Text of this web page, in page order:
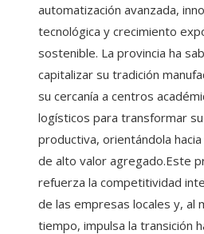
automatización avanzada,
tecnológica y crecimiento
sostenible. La provincia ha
capitalizar su tradición
su cercanía a centros
logísticos para transformar
productiva, orientándola
de alto valor agregado.Este
refuerza la competitividad
de las empresas locales y, al
tiempo, impulsa la transición